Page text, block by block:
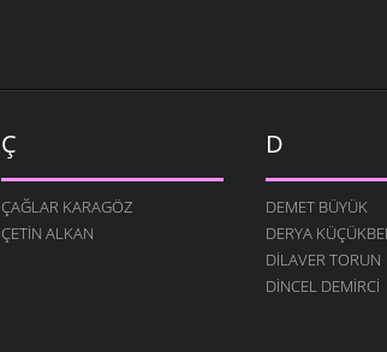
Ç
ÇAĞLAR KARAGÖZ
ÇETIN ALKAN
D
DEMET BÜYÜK
DERYA
DILAVER TORUN
DINCEL DEMIRCI